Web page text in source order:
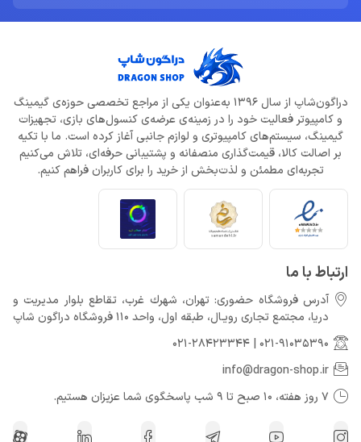
دراگون‌شاپ از سال 1396 به‌عنوان یکی از مراجع تخصصی حوزه‌ی گیمینگ
و کامپیوتر فعالیت خود را در زمینه‌ی عرضه‌ی کنسول‌های بازی، تجهیزات
گیمینگ، سیستم‌های کامپیوتری و لوازم جانبی آغاز کرده است. ما با تکیه
بر اصالت کالا، قیمت‌گذاری منصفانه و پشتیبانی حرفه‌ای، تلاش می‌کنیم
تجربه‌ای مطمئن و لذت‌بخش از خرید را برای کاربران فراهم کنیم.
ارتباط با ما
آدرس فروشگاه حضوری: تهران، شهرك غرب، تقاطع بلوار مدیریت و
دريا، مجتمع تجارى رويـال، طبقه اول، واحد 110 فروشگاه دراگون شاپ
021-91035390
021-28423344
info@dragon-shop.ir
7 روز هفته، 10 صبح تا 9 شب پاسخگوی شما عزیزان هستیم.